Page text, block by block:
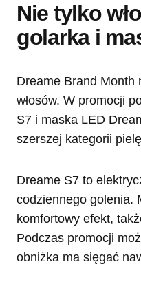
Nie tylko
golarka i
Dreame Brand Month
włosów. W promocji
S7 i maska LED
szerszej kategorii
Dreame S7 to
codziennego golenia.
komfortowy efekt,
Podczas promocji
obniżka ma sięgać